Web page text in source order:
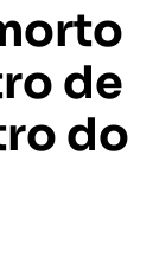
de
do